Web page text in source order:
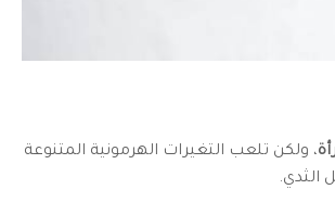
، ولكن تلعب التغيرات الهرمونية المتنوعة
الثدي.